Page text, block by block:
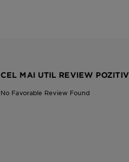
CEL MAI UTIL REVIEW POZITIV
No Favorable Review Found